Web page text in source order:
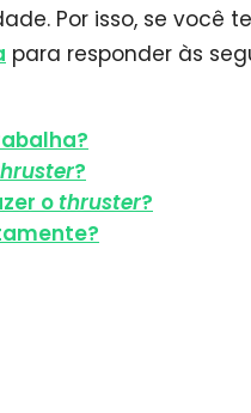
Por isso, se você
para responder às
?
o thruster?